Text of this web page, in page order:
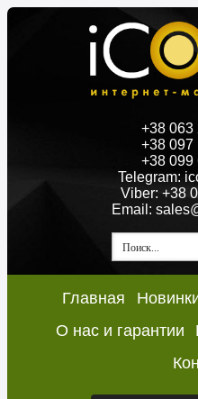
+38 063
+38 097
+38 099
Telegram:
Viber: +38
Email:
Главная
О нас и гарантии